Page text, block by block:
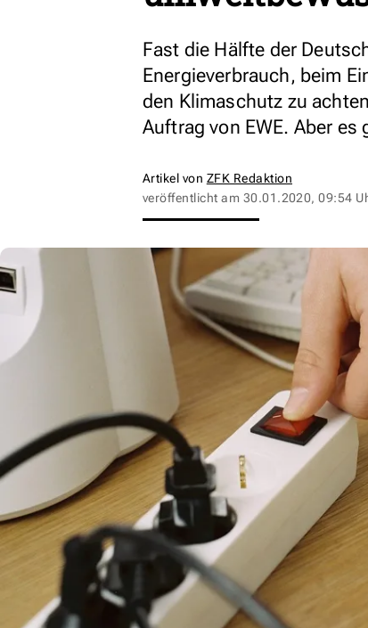
Fast die Hälfte der
Energieverbrauch, beim
den Klimaschutz zu
Auftrag von EWE. Aber
Artikel von ZFK Redaktion
veröffentlicht am 30.01.2020, 09:54